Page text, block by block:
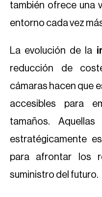
también ofrece una
entorno cada vez
La evolución de la
reducción de
cámaras hacen que
accesibles para
tamaños.
estratégicamente
para afrontar los
suministro del futuro.